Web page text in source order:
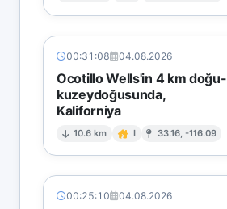
00:31:08 04.08.2026
Ocotillo Wells'in 4 km doğu-
kuzeydoğusunda,
Kaliforniya
10.6 km I 33.16, -116.09
00:25:10 04.08.2026